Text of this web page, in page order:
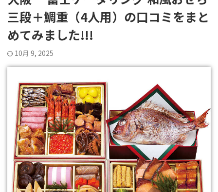
三段＋鯛重（4人用）の口コミをまと
めてみました!!!
10月 9, 2025